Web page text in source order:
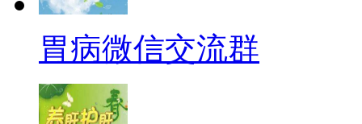
胃病微信交流群